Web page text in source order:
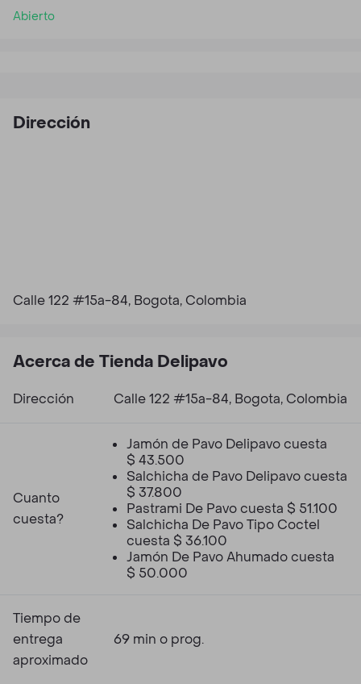
Abierto
Dirección
Calle 122 #15a-84, Bogota, Colombia
Acerca de Tienda Delipavo
Dirección Calle 122 #15a-84, Bogota, Colombia
Cuanto
cuesta?
Jamón de Pavo Delipavo cuesta
$ 43.500
Salchicha de Pavo Delipavo cuesta
$ 37.800
Pastrami De Pavo cuesta $ 51.100
Salchicha De Pavo Tipo Coctel
cuesta $ 36.100
Jamón De Pavo Ahumado cuesta
$ 50.000
Tiempo de
entrega
aproximado
69 min o prog.